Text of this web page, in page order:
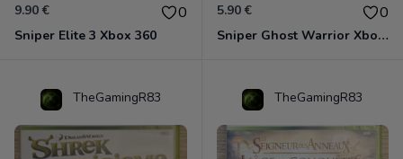
9.90 € 0
Sniper Elite 3 Xbox 360
5.90 € 0
Sniper Ghost Warrior Xbox 360
TheGamingR83 TheGamingR83